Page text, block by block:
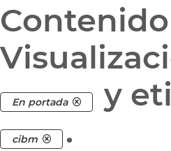
En portada y
cibm .